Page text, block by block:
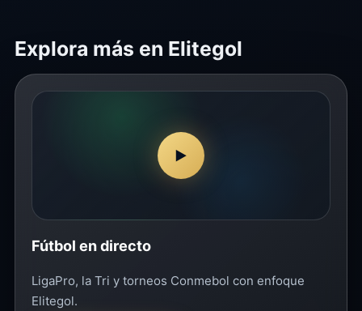
Explora más en Elitegol
▶
Fútbol en directo
LigaPro, la Tri y torneos Conmebol con enfoque
Elitegol.